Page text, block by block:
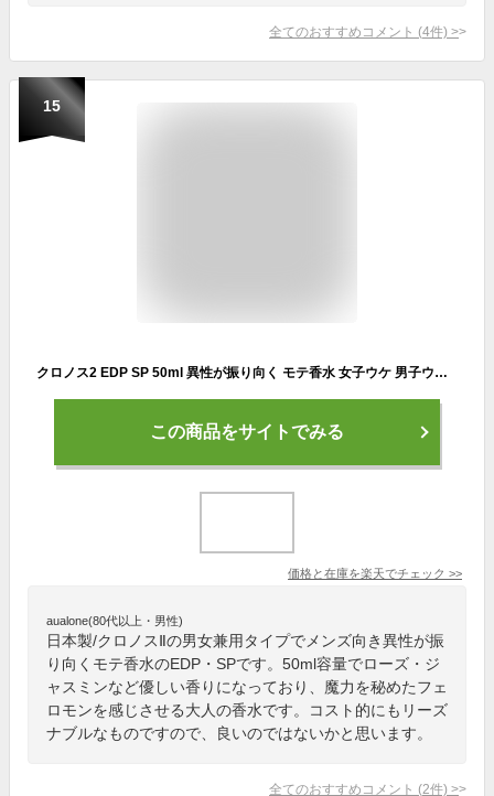
全てのおすすめコメント (4件) >
15
クロノス2 EDP SP 50ml 異性が振り向く モテ香水 女子ウケ 男子ウケ ユニセックス 香水 メンズ レディース 男女兼用 男性 フェロモン ムスク ギフト 女性 誕生日 プレゼント オシャレ 彼女 彼氏 ラッピング 香り ローズ ジャスミン オードパルファム スプレータイプ
この商品をサイトでみる
価格と在庫を楽天でチェック >>
aualone(80代以上・男性)
日本製/クロノスⅡの男女兼用タイプでメンズ向き異性が振
り向くモテ香水のEDP・SPです。50ml容量でローズ・ジ
ャスミンなど優しい香りになっており、魔力を秘めたフェ
ロモンを感じさせる大人の香水です。コスト的にもリーズ
ナブルなものですので、良いのではないかと思います。
全てのおすすめコメント (2件) >